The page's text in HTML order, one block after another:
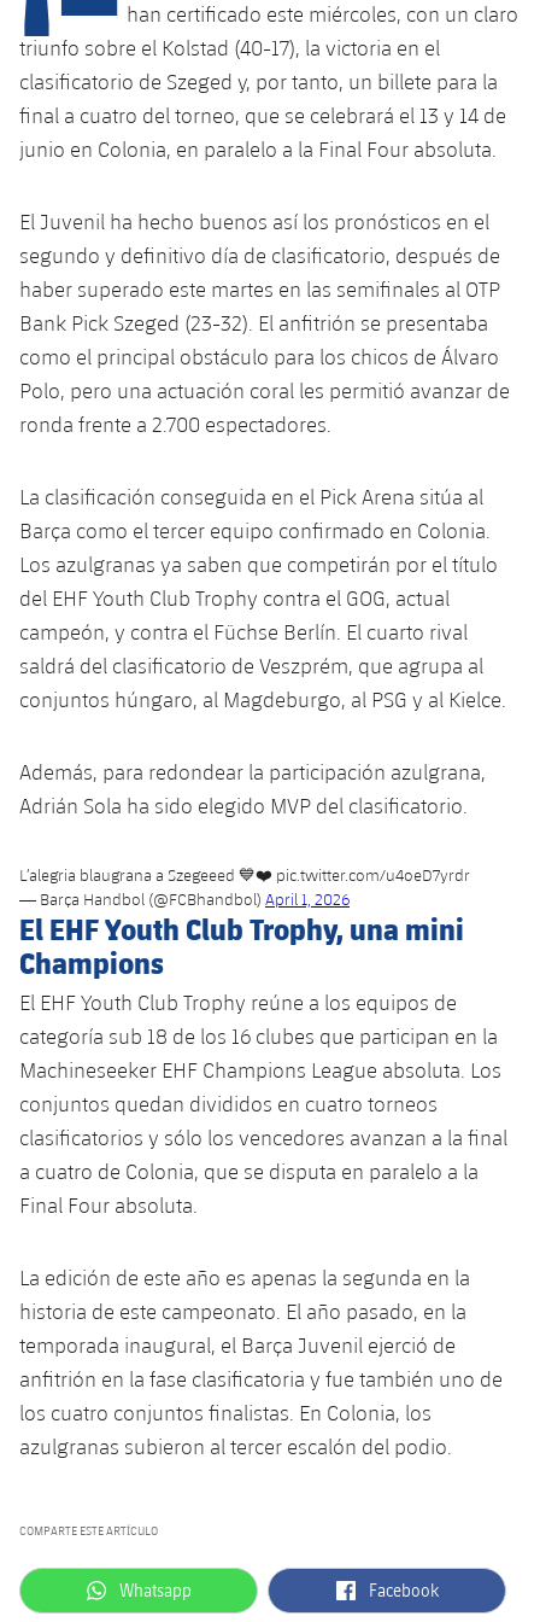
plusicon
más
Instalaciones
Palau Blaugrana
Estadi Johan Cruyff
Barça Cafe
La Masia
plusicon
más
Servicios
Servicios Médicos
plusicon
más
Acreditaciones
Instalaciones
SUB13
SUB12
SUB11 B
SUB10 A
SUB10 B
SUB8 A
SUB8 B
SUB13 B
SUB12 C
Entradas
Gameday Shows
Clasificación
Jugadores
Fotos
Historia
Palmarés
Base
Barça Atlètic
Junior
Cadete B
Infantil A
Infantil B
Mini
Campus Verano
PLUSICON
MÁS
Primer Equipo
plusicon
más
Calendario
Entradas
Resultados
Jugadores
Fotos
Historia
plusicon
más
Actualidad
Calendario
Resultados
Jugadores
Fotos
Base
plusicon
más
Actualidad
Juvenil
Cadete B
Infantil A
Infantil B
PLUSICON
MÁS
Primer equipo
plusicon
Calendario
Entradas
Resultados
Clasificaciones
Jugadors
Palmarés
Historia
Actualidad
Calendario
Resultados
Jugadores
Clasificaciones
Base
Actualidad
Juvenil
Infantil
Campus Verano
PLUSICON
Actualidad
Entradas
Resultados
Clasificaciones
Jugadores
Historia
Palmarés
Barça Atlètic
plusicon
más
Calendario
Resultados
Jugadores
Clasificaciones
Base
plusicon
más
Actualidad
Junior
Juvenil
Infantil
Campus Verano
PLUSICON
MÁS
plusicon
más
Noticias
Atletismo
plusicon
más
Actualidad
Femenino
Agenda
Baloncesto en silla de ruedas
plusicon
más
Jugadores
Calendario
Resultados
plusicon
más
Actualidad
Jugadores
Calendario
Clasificaciones
Hockey hierba
plusicon
más
Noticias
Hockey Hierba Masculino
Patinaje artístico
plusicon
Actualidad
Agenda
Escuela de Patinaje
Rugby
plusicon
más
Actualidad
Voleibol
plusicon
más
han certificado este miércoles, con un claro
triunfo sobre el Kolstad (40-17), la victoria en el
clasificatorio de Szeged y, por tanto, un billete para la
final a cuatro del torneo, que se celebrará el 13 y 14 de
junio en Colonia, en paralelo a la Final Four absoluta.
El Juvenil ha hecho buenos así los pronósticos en el
segundo y definitivo día de clasificatorio, después de
haber superado este martes en las semifinales al OTP
Bank Pick Szeged (23-32). El anfitrión se presentaba
como el principal obstáculo para los chicos de Álvaro
Polo, pero una actuación coral les permitió avanzar de
ronda frente a 2.700 espectadores.
La clasificación conseguida en el Pick Arena sitúa al
Barça como el tercer equipo confirmado en Colonia.
Los azulgranas ya saben que competirán por el título
del EHF Youth Club Trophy contra el GOG, actual
campeón, y contra el Füchse Berlín. El cuarto rival
saldrá del clasificatorio de Veszprém, que agrupa al
conjuntos húngaro, al Magdeburgo, al PSG y al Kielce.
Además, para redondear la participación azulgrana,
Adrián Sola ha sido elegido MVP del clasificatorio.
L’alegria blaugrana a Szegeeed 💙❤️ pic.twitter.com/u4oeD7yrdr
— Barça Handbol (@FCBhandbol) April 1, 2026
El EHF Youth Club Trophy, una mini
Champions
El EHF Youth Club Trophy reúne a los equipos de
categoría sub 18 de los 16 clubes que participan en la
Machineseeker EHF Champions League absoluta. Los
conjuntos quedan divididos en cuatro torneos
clasificatorios y sólo los vencedores avanzan a la final
a cuatro de Colonia, que se disputa en paralelo a la
Final Four absoluta.
La edición de este año es apenas la segunda en la
historia de este campeonato. El año pasado, en la
temporada inaugural, el Barça Juvenil ejerció de
anfitrión en la fase clasificatoria y fue también uno de
los cuatro conjuntos finalistas. En Colonia, los
azulgranas subieron al tercer escalón del podio.
COMPARTE ESTE ARTÍCULO
label.aria.whatsapp
Whatsapp label.aria.facebook
Facebook